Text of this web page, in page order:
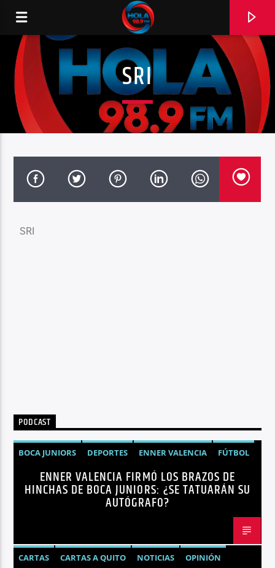
RADIO HOLA
SRI
SRI
PODCAST
BOCA JUNIORS DEPORTES ENNER VALENCIA
FÚTBOL
NOTICIASENNER VALENCIA FIRMÓ LOS BRAZOS DE
HINCHAS DE BOCA JUNIORS: ¿SE TATUARÁN SU
AUTÓGRAFO?
CARTAS CARTAS A QUITO NOTICIAS OPINIÓN